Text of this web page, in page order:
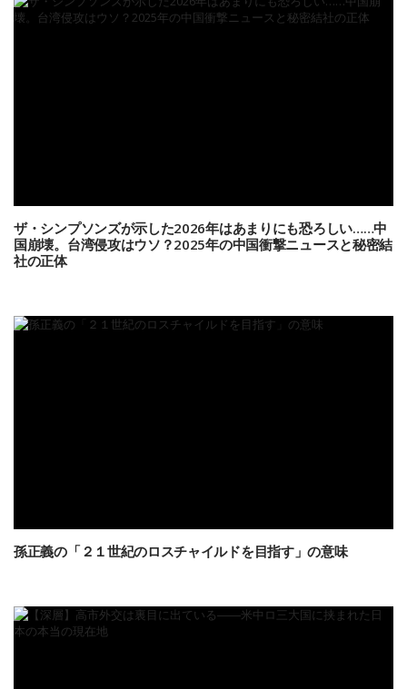
ザ・シンプソンズが示した2026年はあまりにも恐ろしい……中
国崩壊。台湾侵攻はウソ？2025年の中国衝撃ニュースと秘密結
社の正体
孫正義の「２１世紀のロスチャイルドを目指す」の意味